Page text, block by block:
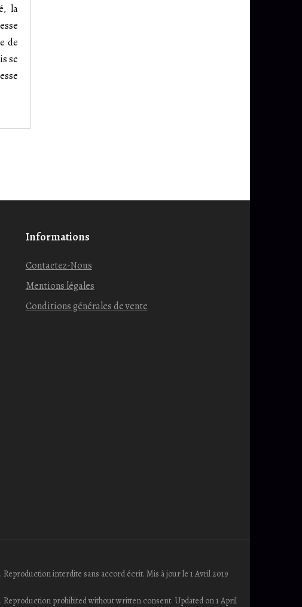
la
de
se
Informations
Contactez-Nous
Mentions légales
Conditions générales de vente
Reproduction interdite sans accord écrit. Mis à jour le 1 Avril 2019
Reproduction prohibited without written consent. Updated on 1 April